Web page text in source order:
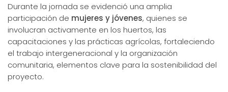
Durante la jornada se evidenció una amplia
participación de mujeres y jóvenes, quienes se
involucran activamente en los huertos, las
capacitaciones y las prácticas agrícolas, fortaleciendo
el trabajo intergeneracional y la organización
comunitaria, elementos clave para la sostenibilidad del
proyecto.